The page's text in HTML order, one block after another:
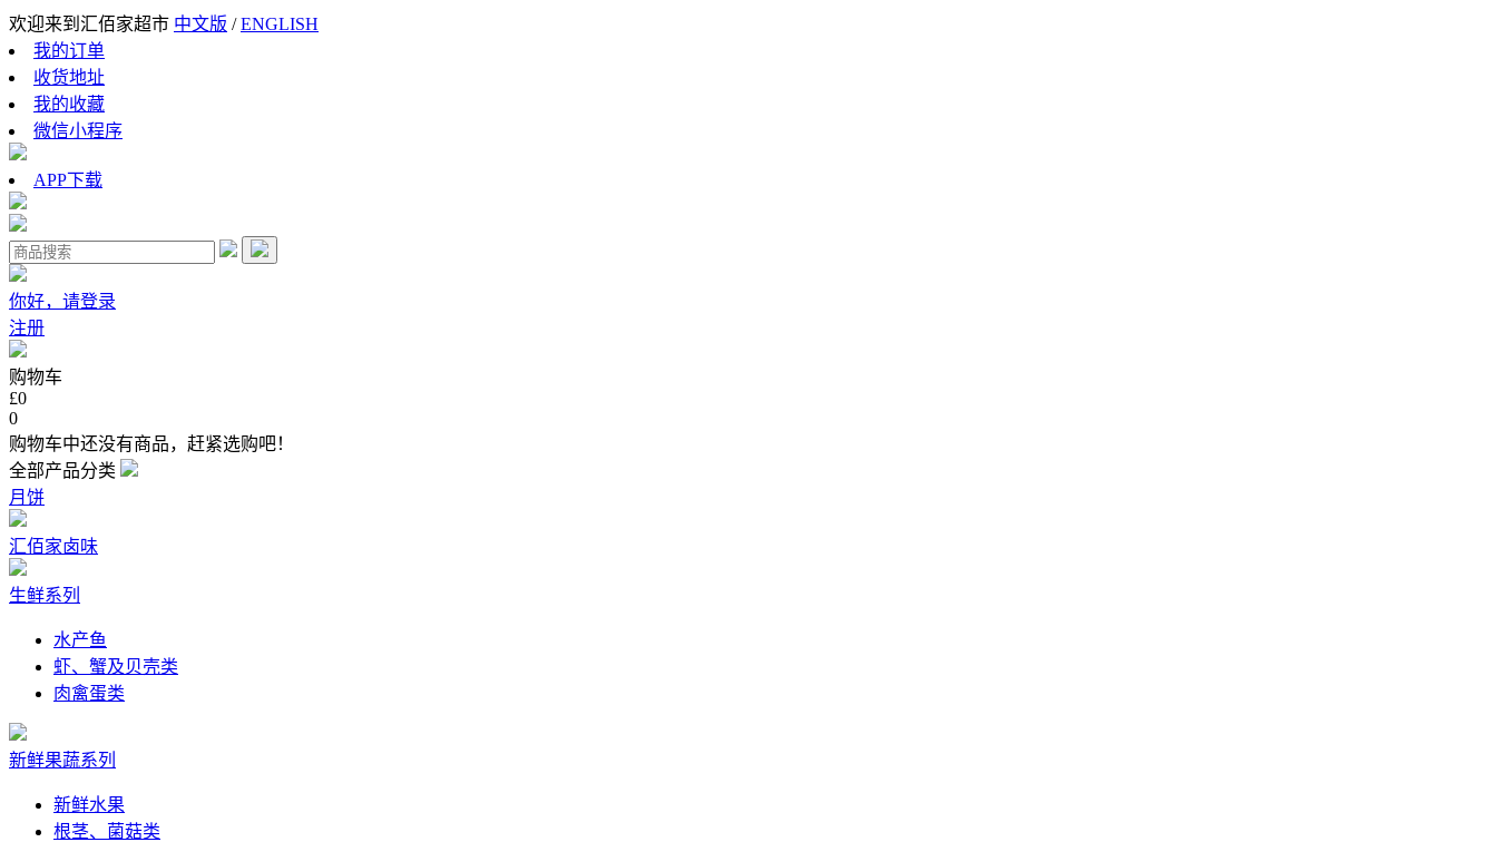
欢迎来到汇佰家超市 中文版 /ENGLISH
我的订单
收货地址
我的收藏
微信小程序
APP下载
你好，请登录
注册
购物车
£0
0
购物车中还没有商品，赶紧选购吧！
全部产品分类
月饼
汇佰家卤味
生鲜系列
水产鱼
虾、蟹及贝壳类
肉禽蛋类
新鲜果蔬系列
新鲜水果
根茎、菌菇类